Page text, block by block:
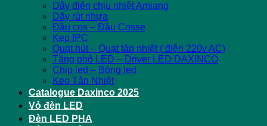
Dây điện chịu nhiệt Amiang
Dây rút nhựa
Đầu cos – Đầu Cosse
Kẹp IPC
Quạt hút – Quạt tản nhiệt ( điện 220v AC)
Tăng phô LED – Driver LED DAXINCO
Chip led – Bóng led
Keo Tản Nhiệt
Catalogue Daxinco 2025
Vỏ đèn LED
Đèn LED PHA